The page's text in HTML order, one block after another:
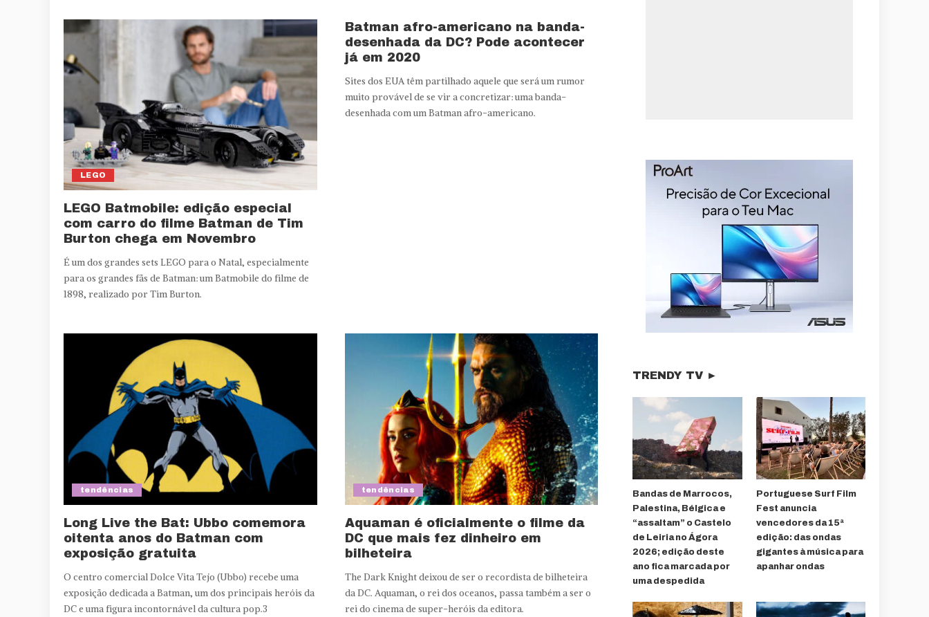
LEGO
LEGO Batmobile: edição especial
com carro do filme Batman de Tim
Burton chega em Novembro
É um dos grandes sets LEGO para o Natal, especialmente
para os grandes fãs de Batman: um Batmobile do filme de
1898, realizado por Tim Burton.
Batman afro-americano na banda-
desenhada da DC? Pode acontecer
já em 2020
Sites dos EUA têm partilhado aquele que será um rumor
muito provável de se vir a concretizar: uma banda-
desenhada com um Batman afro-americano.
tendências
Long Live the Bat: Ubbo comemora
oitenta anos do Batman com
exposição gratuita
O centro comercial Dolce Vita Tejo (Ubbo) recebe uma
exposição dedicada a Batman, um dos principais heróis da
DC e uma figura incontornável da cultura pop.3
tendências
Aquaman é oficialmente o filme da
DC que mais fez dinheiro em
bilheteira
The Dark Knight deixou de ser o recordista de bilheteira
da DC. Aquaman, o rei dos oceanos, passa também a ser o
rei do cinema de super-heróis da editora.
TRENDY TV ►
Bandas de Marrocos,
Palestina, Bélgica e
“assaltam” o Castelo
de Leiria no Ágora
2026; edição deste
ano fica marcada por
uma despedida
Portuguese Surf Film
Fest anuncia
vencedores da 15ª
edição: das ondas
gigantes à música para
apanhar ondas